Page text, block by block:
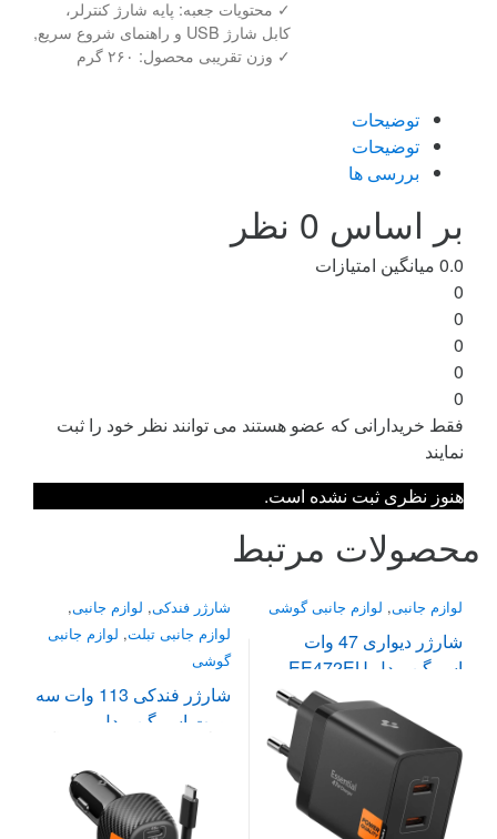
✓ محتویات جعبه: پایه شارژ کنترلر،
کابل شارژ USB و راهنمای شروع سریع,
✓ وزن تقریبی محصول: ۲۶۰ گرم
توضیحات
توضیحات
بررسی ها
بر اساس 0 نظر
0.0 میانگین امتیازات
0
0
0
0
0
فقط خریدارانی که عضو هستند می توانند نظر خود را ثبت
نمایند
هنوز نظری ثبت نشده است.
محصولات مرتبط
لوازم جانبی, لوازم جانبی گوشی
شارژر دیواری 47 وات
اسپیگن مدل EE472EU
شارژر فندکی, لوازم جانبی,
لوازم جانبی تبلت, لوازم جانبی
گوشی
شارژر فندکی 113 وات سه
پورت اسپیگن مدل